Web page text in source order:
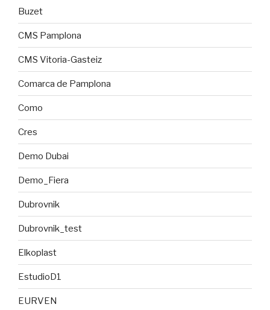
Buzet
CMS Pamplona
CMS Vitoria-Gasteiz
Comarca de Pamplona
Como
Cres
Demo Dubai
Demo_Fiera
Dubrovnik
Dubrovnik_test
Elkoplast
EstudioD1
EURVEN